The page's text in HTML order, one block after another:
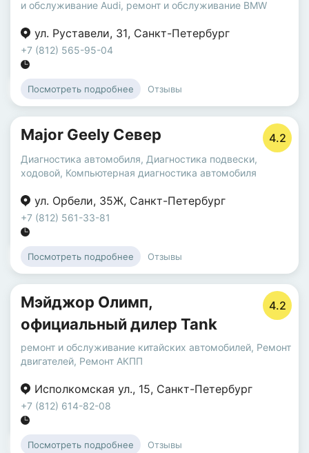
и обслуживание Audi, ремонт и обслуживание BMW
ул. Руставели, 31, Санкт-Петербург
+7 (812) 565-95-04
Посмотреть подробнее Отзывы
Major Geely Север 4.2
Диагностика автомобиля, Диагностика подвески,
ходовой, Компьютерная диагностика автомобиля
ул. Орбели, 35Ж, Санкт-Петербург
+7 (812) 561-33-81
Посмотреть подробнее Отзывы
Мэйджор Олимп,
официальный дилер Tank
4.2
ремонт и обслуживание китайских автомобилей, Ремонт
двигателей, Ремонт АКПП
Исполкомская ул., 15, Санкт-Петербург
+7 (812) 614-82-08
Посмотреть подробнее Отзывы